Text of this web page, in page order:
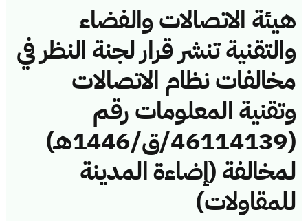
هيئة الاتصالات والفضاء
والتقنية تنشر قرار لجنة النظر في
مخالفات نظام الاتصالات
وتقنية المعلومات رقم
(46114139/ق/1446هـ)
لمخالفة (إضاءة المدينة
للمقاولات)